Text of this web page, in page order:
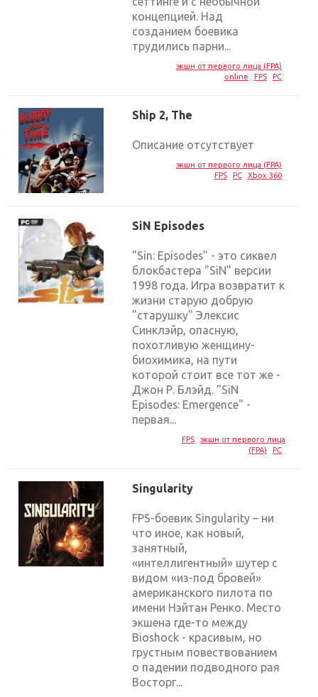
концепцией. Над
созданием боевика
трудились парни...
экшн от первого лица (FPA)
online
FPS PC
Ship 2, The
Описание отсутствует
экшн от первого лица (FPA)
FPS
PC Xbox 360
SiN Episodes
"Sin: Episodes" - это сиквел
блокбастера "SiN" версии
1998 года. Игра возвратит к
жизни старую добрую
"старушку" Элексис
Синклэйр, опасную,
похотливую женщину-
биохимика, на пути
которой стоит все тот же -
Джон Р. Блэйд. "SiN
Episodes: Emergence" -
первая...
FPS
экшн от первого лица
(FPA)
PC
Singularity
FPS-боевик Singularity – ни
что иное, как новый,
занятный,
«интеллигентный» шутер с
видом «из-под бровей»
американского пилота по
имени Нэйтан Ренко. Место
экшена где-то между
Bioshock - красивым, но
грустным повествованием
о падении подводного рая
Восторг...